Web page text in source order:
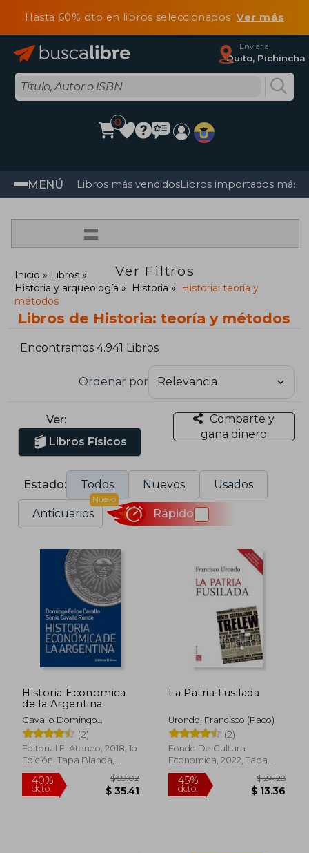
Hasta 60% dto en libros seleccionadosVer más
Enviar a
Quito, Pichincha
0
MENÚ Libros más vendidosLibros importados más
=
Ver Filtros
Inicio
Libros
Historia y arqueología
Historia
Historia: teoría y
métodos
Libros de Historia: teoría y métodos
Encontramos 4.941 Libros
Ordenar por
Ver:
Libros Físicos
Comparte y
gana dinero
Estado: Todos Nuevos Usados
Anticuarios
Nuevo
Rápido
Historia Economica
de la Argentina
Cavallo Domingo
Felipe,Cavallo Runde
Sonia
(2)
Editorial El Ateneo, 2018, 1o
Edición, Tapa Blanda,
Nuevo
La Patria Fusilada
Urondo, Francisco (Paco)
(2)
Fondo De Cultura
Economica, 2022, Tapa
Blanda, Nuevo